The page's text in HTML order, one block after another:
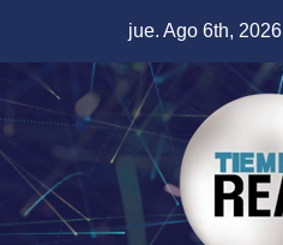
contenido
jue. Ago 6th, 2026